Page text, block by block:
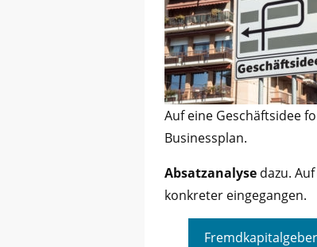
Auf eine Geschäftsidee
Businessplan.
Absatzanalyse dazu.
konkreter eingegangen.